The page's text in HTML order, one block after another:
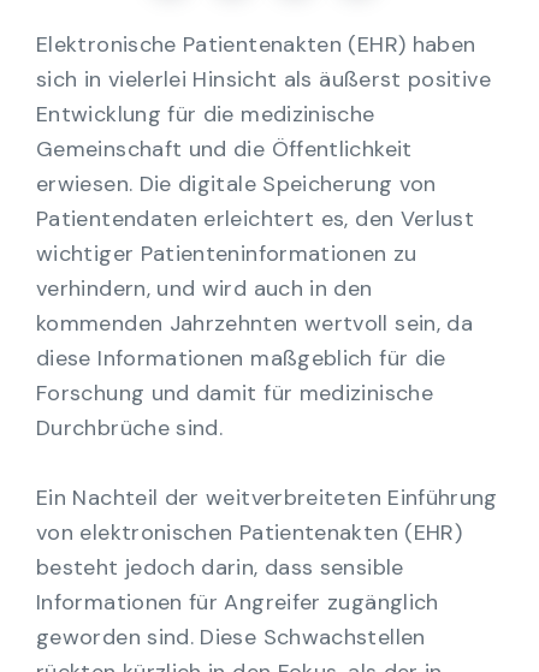
Unterstützung
Deutsch
Demo anfordern
Elektronische Patientenakten (EHR) haben
sich in vielerlei Hinsicht als äußerst positive
Entwicklung für die medizinische
Gemeinschaft und die Öffentlichkeit
erwiesen. Die digitale Speicherung von
Patientendaten erleichtert es, den Verlust
wichtiger Patienteninformationen zu
verhindern, und wird auch in den
kommenden Jahrzehnten wertvoll sein, da
diese Informationen maßgeblich für die
Forschung und damit für medizinische
Durchbrüche sind.
Ein Nachteil der weitverbreiteten Einführung
von elektronischen Patientenakten (EHR)
besteht jedoch darin, dass sensible
Informationen für Angreifer zugänglich
geworden sind. Diese Schwachstellen